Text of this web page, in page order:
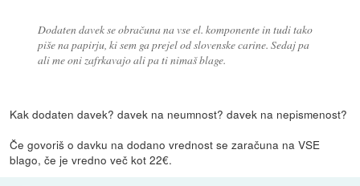
Dodaten davek se obračuna na vse el. komponente in tudi tako
piše na papirju, ki sem ga prejel od slovenske carine. Sedaj pa
ali me oni zafrkavajo ali pa ti nimaš blage.
Kak dodaten davek? davek na neumnost? davek na nepismenost?
Če govoriš o davku na dodano vrednost se zaračuna na VSE
blago, če je vredno več kot 22€.